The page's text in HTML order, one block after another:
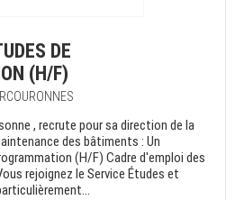
DE
(H/F)
, recrute pour sa direction de la
des bâtiments : Un
(H/F) Cadre d'emploi des
rejoignez le Service Études et